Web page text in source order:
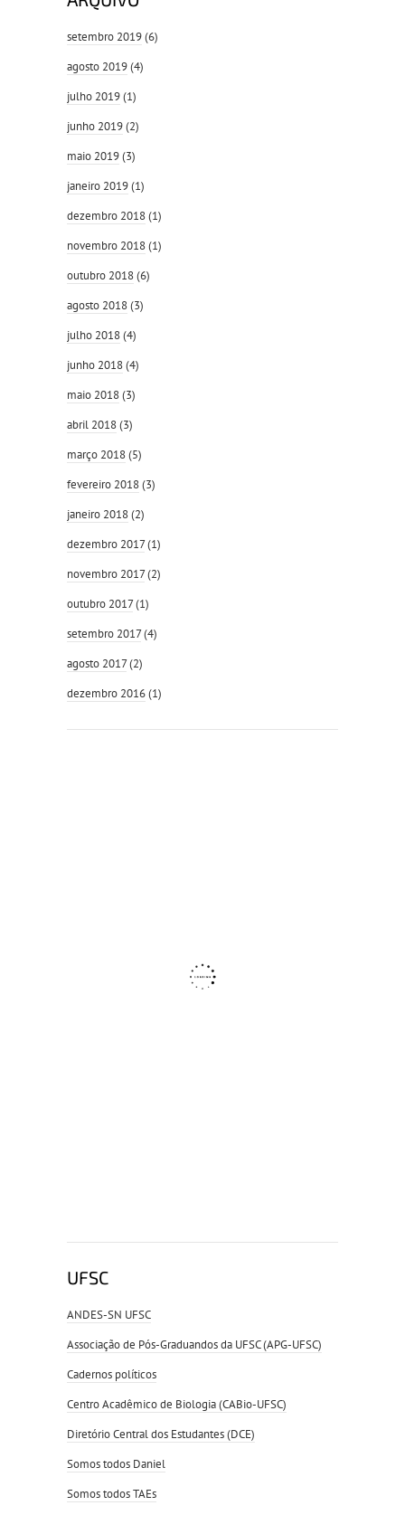
setembro 2019(6)
agosto 2019(4)
julho 2019(1)
junho 2019(2)
maio 2019(3)
janeiro 2019(1)
dezembro 2018(1)
novembro 2018(1)
outubro 2018(6)
agosto 2018(3)
julho 2018(4)
junho 2018(4)
maio 2018(3)
abril 2018(3)
março 2018(5)
fevereiro 2018(3)
janeiro 2018(2)
dezembro 2017(1)
novembro 2017(2)
outubro 2017(1)
setembro 2017(4)
agosto 2017(2)
dezembro 2016(1)
UFSC
ANDES-SN UFSC
Associação de Pós-Graduandos da UFSC (APG-UFSC)
Cadernos políticos
Centro Acadêmico de Biologia (CABio-UFSC)
Diretório Central dos Estudantes (DCE)
Somos todos Daniel
Somos todos TAEs